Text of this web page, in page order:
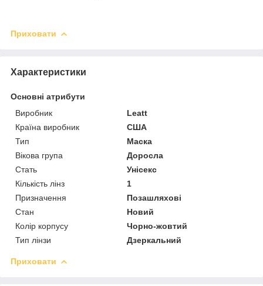
Приховати
Характеристики
Основні атрибути
Виробник
Leatt
Країна виробник
США
Тип
Маска
Вікова група
Доросла
Стать
Унісекс
Кількість лінз
1
Призначення
Позашляхові
Стан
Новий
Колір корпусу
Чорно-жовтий
Тип лінзи
Дзеркальний
Приховати